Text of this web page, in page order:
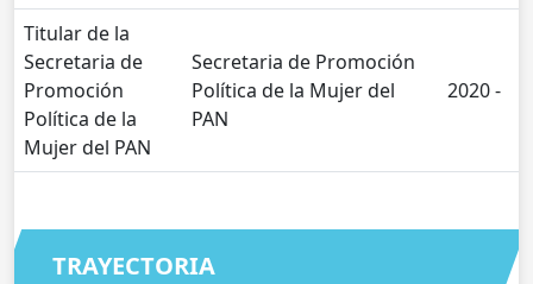
Titular de la
Secretaria de
Promoción
Política de la
Mujer del PAN
Secretaria de Promoción
Política de la Mujer del
PAN
2020 -
TRAYECTORIA